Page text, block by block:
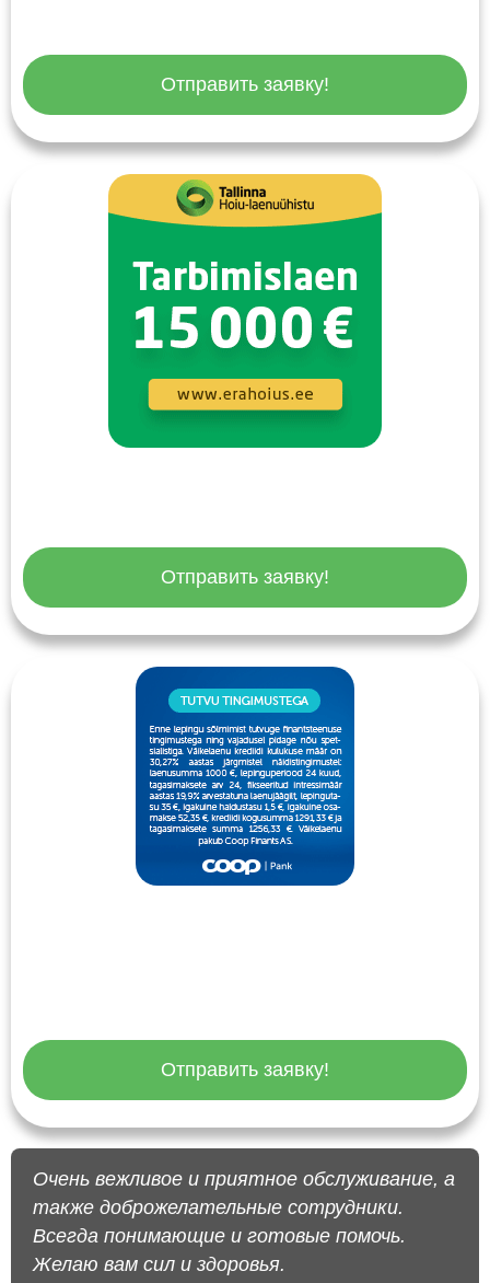
Отправить заявку!
Отправить заявку!
Отправить заявку!
Очень вежливое и приятное обслуживание, а
также доброжелательные сотрудники.
Всегда понимающие и готовые помочь.
Желаю вам сил и здоровья.